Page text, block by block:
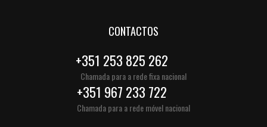
CONTACTOS
+351 253 825 262
Chamada para a rede fixa nacional
+351 967 233 722
Chamada para a rede móvel nacional